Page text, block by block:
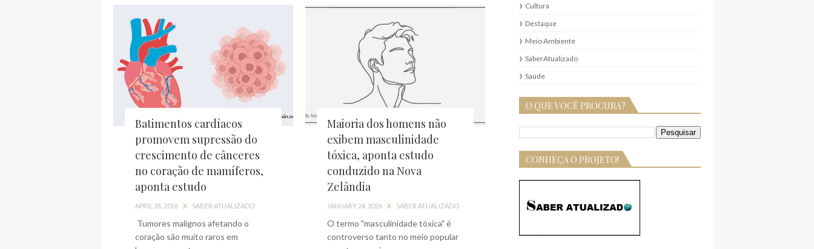
Batimentos cardíacos
promovem supressão do
crescimento de cânceres
no coração de mamíferos,
aponta estudo
APRIL 26, 2026 X SABER ATUALIZADO
Tumores malignos afetando o
coração são muito raros em
Maioria dos homens não
exibem masculinidade
tóxica, aponta estudo
conduzido na Nova
Zelândia
JANUARY 24, 2026 X SABER ATUALIZADO
O termo "masculinidade tóxica" é
controverso tanto no meio popular
Cultura
Destaque
Meio Ambiente
SaberAtualizado
Saúde
O QUE VOCÊ PROCURA?
CONHEÇA O PROJETO!